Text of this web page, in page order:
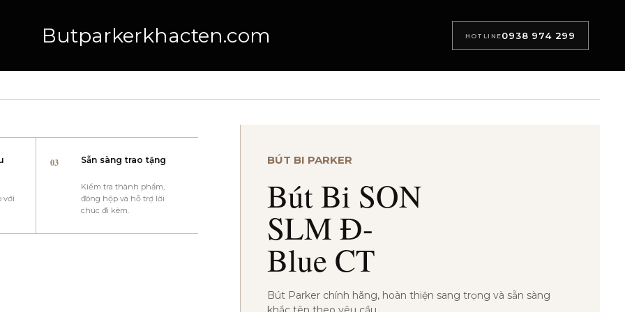
Butparkerkhacten.com HOTLINE0938 974 299
với
03 Sẵn sàng trao tặng
Kiểm tra thành phẩm,
đóng hộp và hỗ trợ lời
chúc đi kèm.
BÚT BI PARKER
Bút Bi SON
SLM Đ-
Blue CT
Bút Parker chính hãng, hoàn thiện sang trọng và sẵn sàng